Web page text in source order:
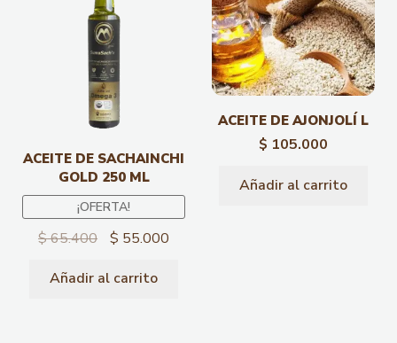
ACEITE DE SACHAINCHI
GOLD 250 ML
¡OFERTA!
$65.400 $ 55.000
Añadir al carrito
ACEITE DE AJONJOLÍ L
$ 105.000
Añadir al carrito